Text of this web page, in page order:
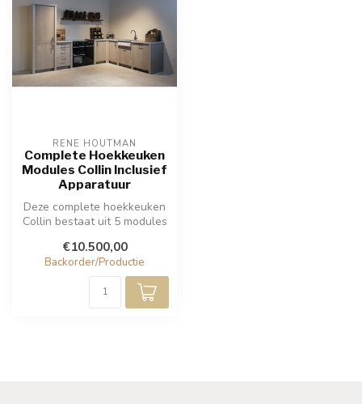
RENE HOUTMAN
Complete Hoekkeuken
Modules Collin Inclusief
Apparatuur
Deze complete hoekkeuken
Collin bestaat uit 5 modules
€10.500,00
Backorder/Productie